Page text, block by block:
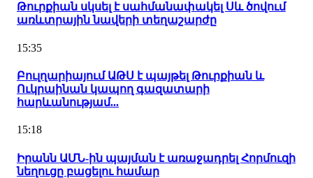
Թուրքիան սկսել է սահմանափակել Սև ծովում
առևտրային նավերի տեղաշարժը
15:35
Բուլղարիայում ԱԹՍ է պայթել Թուրքիան և
Ուկրաինան կապող գազատարի
հարևանությամ...
15:18
Իրանն ԱՄՆ-ին պայման է առաջադրել Հորմուզի
նեղուցը բացելու համար